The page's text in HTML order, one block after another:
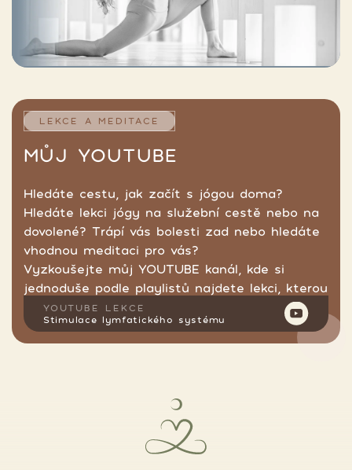
LEKCE A MEDITACE
MŮJ YOUTUBE
Hledáte cestu, jak začít s jógou doma?
Hledáte lekci jógy na služební cestě nebo na
dovolené? Trápí vás bolesti zad nebo hledáte
vhodnou meditaci pro vás?
Vyzkoušejte můj YOUTUBE kanál, kde si
jednoduše podle playlistů najdete lekci, kterou
hledáte.
YOUTUBE LEKCE
Stimulace lymfatického systému